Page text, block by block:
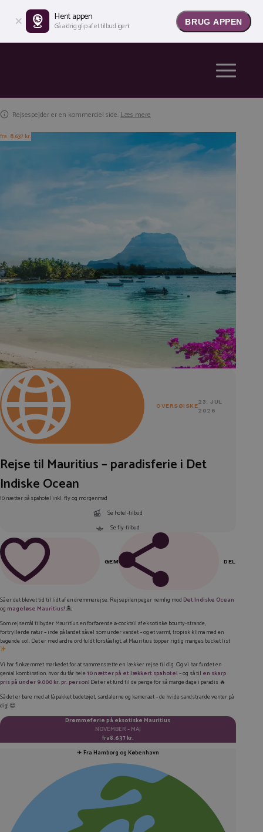
Rejsespejder er en kommerciel side. Læs mere
fra 8.637 kr.
OVERSØISKE
23. JUL
2026
Rejse til Mauritius – paradisferie i Det
Indiske Ocean
10 nætter på spahotel inkl. fly og morgenmad
Se hotel-tilbud
Se fly-tilbud
GEM DEL
TWITTER
KOPIER LINK
Så er det blevet tid til lidt af en drømmerejse. Rejsepilen peger nemlig mod Det Indiske Ocean
og mageløse Mauritius!🏝️
Som rejsemål tilbyder Mauritius en forførende ø-cocktail af eksotiske bounty-strande,
fortryllende natur – inde på landet såvel som under vandet – og et varmt, tropisk klima med en
bagende sol. Det er med andre ord fuldt forståeligt, at Mauritius topper rigtig mangesbucket list
Vi har finkæmmet markedet for at sammensætte en lækker rejse til dig. Og vi har fundet en
genial kombination, hvor du får hele10 nætter på et lækkert spahotel– og så til en skarp
pris på under 9.000 kr. pr. person!Det er et fund til de penge for så mange dage i paradis 🔥
Så det er bare med at få pakket badetøjet, sandalerne og kameraet – de hvide sandstrande venter på
dig! 😍
Drømmeferie på eksotiske Mauritius
NOVEMBER – MAJ
fra8.637 kr.
✈️ Fra Hamborg og København
Hent appen
Gå aldrig glip af et tilbud igen! BRUG APPEN